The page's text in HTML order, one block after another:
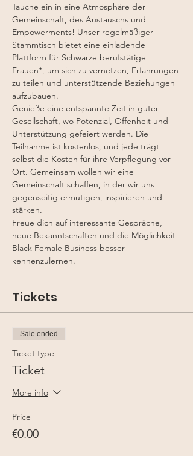
Tauche ein in eine Atmosphäre der
Gemeinschaft, des Austauschs und
Empowerments! Unser regelmäßiger
Stammtisch bietet eine einladende
Plattform für Schwarze berufstätige
Frauen*, um sich zu vernetzen, Erfahrungen
zu teilen und unterstützende Beziehungen
aufzubauen.
Genieße eine entspannte Zeit in guter
Gesellschaft, wo Potenzial, Offenheit und
Unterstützung gefeiert werden. Die
Teilnahme ist kostenlos, und jede trägt
selbst die Kosten für ihre Verpflegung vor
Ort. Gemeinsam wollen wir eine
Gemeinschaft schaffen, in der wir uns
gegenseitig ermutigen, inspirieren und
stärken.
Freue dich auf interessante Gespräche,
neue Bekanntschaften und die Möglichkeit
Black Female Business besser
kennenzulernen.
Tickets
Sale ended
Ticket type
Ticket
More info
Price
€0.00